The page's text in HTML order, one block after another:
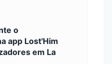
o
app Lost'Him
em La